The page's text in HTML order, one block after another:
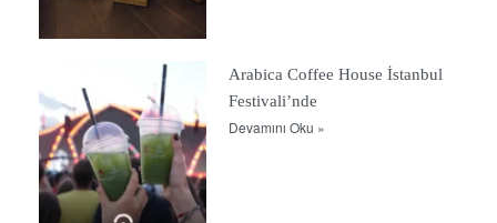
Arabica Coffee House İstanbul
Festivali’nde
Devamını Oku »